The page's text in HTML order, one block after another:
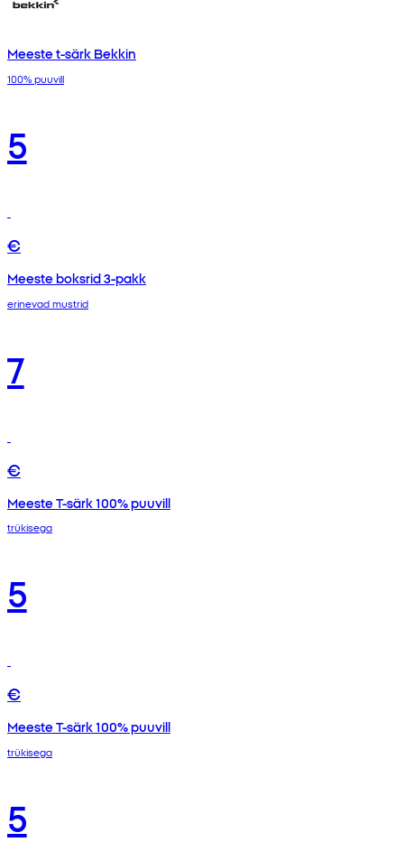
Meeste t-särk Bekkin
100% puuvill
5
€
Meeste boksrid 3-pakk
erinevad mustrid
7
€
Meeste T-särk 100% puuvill
trükisega
5
€
Meeste T-särk 100% puuvill
trükisega
5